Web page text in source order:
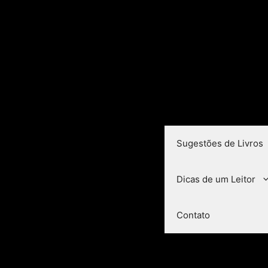
Sugestões de Livros
Dicas de um Leitor
Contato